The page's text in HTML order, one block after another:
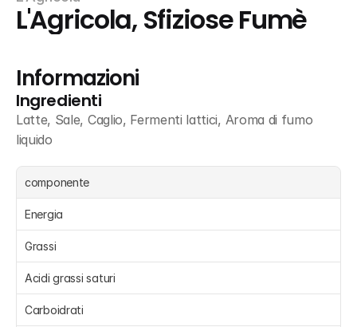
L'Agricola, Sfiziose Fumè
Informazioni
Ingredienti
Latte, Sale, Caglio, Fermenti lattici, Aroma di fumo
liquido
componente
Energia
Grassi
Acidi grassi saturi
Carboidrati